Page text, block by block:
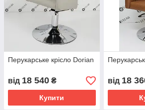
Перукарське крісло Dorian
від 18 540 ₴
Купити
від 18